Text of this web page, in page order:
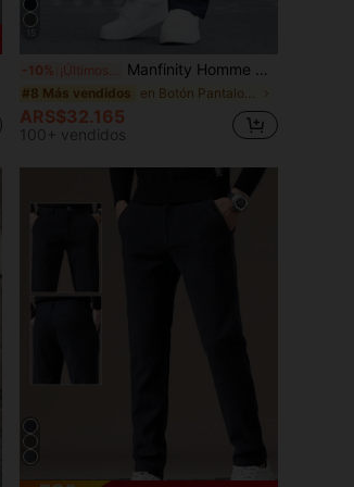
-10% Manfinity Homme Pantalones casuales para hombres de unicolor con cordón en la cintura y bolsillos
#8 Más vendidos
ARS$32.165
100+ vendidos